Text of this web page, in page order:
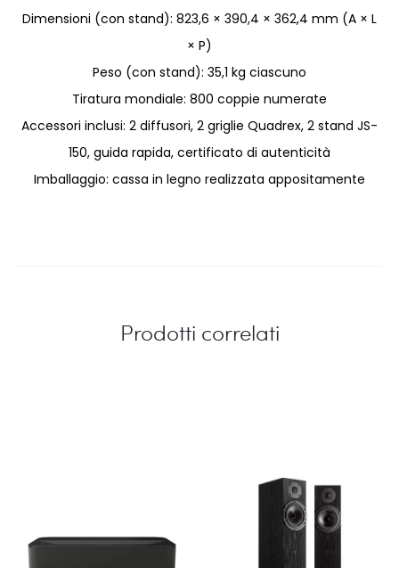
Dimensioni (con stand): 823,6 × 390,4 × 362,4 mm (A × L
× P)
Peso (con stand): 35,1 kg ciascuno
Tiratura mondiale: 800 coppie numerate
Accessori inclusi: 2 diffusori, 2 griglie Quadrex, 2 stand JS-
150, guida rapida, certificato di autenticità
Imballaggio: cassa in legno realizzata appositamente
Prodotti correlati